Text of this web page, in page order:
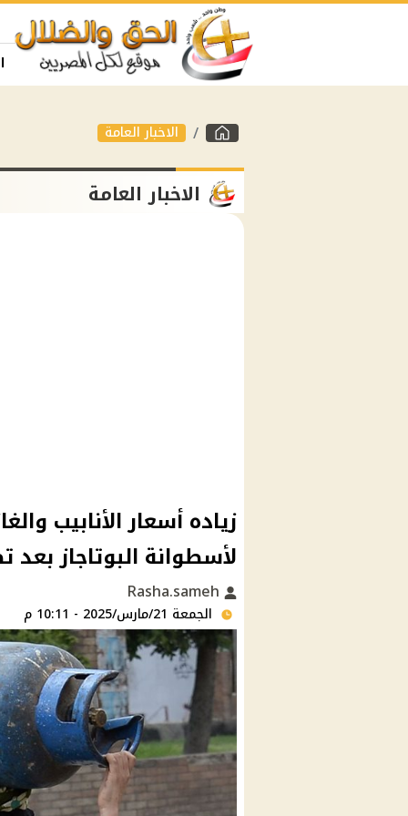
الاخبار العامة
الاخبار العامة
زياده أسعار الأنابيب
لأسطوانة البوتاجاز
الجمعة 21/مارس/2025 - 10:11 م